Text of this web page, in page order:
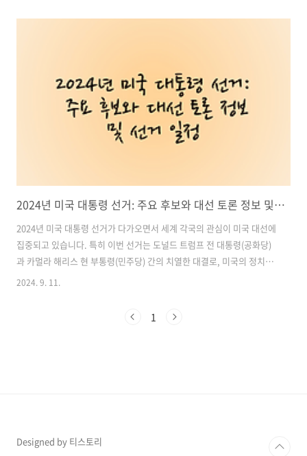
예상됩니다.이 글에서는 2024년 미국 대선 일정, 주요 후보들의 정책, 그
책 3. 주요 이슈 및 정책 방향 4. 2024 미국 대선 중계 시청 방법 2024 미
국 대통령 선거 실시간 중계 보기1. 202..
2024년 미국 대통령 선거: 주요 후보와 대선 토론 정보 및 선거 일정
2024년 미국 대통령 선거가 다가오면서 세계 각국의 관심이 미국 대선에
집중되고 있습니다. 특히 이번 선거는 도널드 트럼프 전 대통령(공화당)
과 카멀라 해리스 현 부통령(민주당) 간의 치열한 대결로, 미국의 정치적
미래를 결정할 중요한 순간으로 평가받고 있습니다.이번 블로그에서는
정리해보았습니다. 주요 대선 후보들의 정책, 토론 생중계 정보, 그리고
2024. 9. 11.
1
Designed by 티스토리